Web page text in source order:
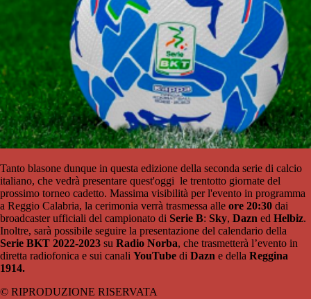
Tanto blasone dunque in questa edizione della seconda serie di calcio
italiano, che vedrà presentare quest'oggi le trentotto giornate del
prossimo torneo cadetto. Massima visibilità per l'evento in programma
a Reggio Calabria, la cerimonia verrà trasmessa alle ore 20:30 dai
broadcaster ufficiali del campionato di Serie B: Sky, Dazn ed Helbiz.
Inoltre, sarà possibile seguire la presentazione del calendario della
Serie BKT 2022-2023 su Radio Norba, che trasmetterà l’evento in
diretta radiofonica e sui canali YouTube di Dazn e della Reggina
1914.
© RIPRODUZIONE RISERVATA